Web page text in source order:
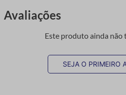
Avaliações
Este produto ainda não
SEJA O PRIMEIRO